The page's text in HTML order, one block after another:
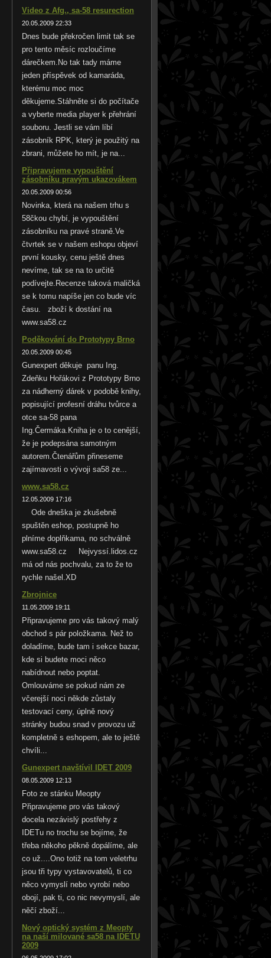
Video z Afg., sa-58 resurection
20.05.2009 22:33
Dnes bude překročen limit tak se
pro tento měsíc rozloučíme
dárečkem.No tak tady máme
jeden příspěvek od kamaráda,
kterému moc moc
děkujeme.Stáhněte si do počítače
a vyberte media player k přehrání
souboru. Jestli se vám líbí
zásobník RPK, který je použitý na
zbrani, můžete ho mít, je na...
Připravujeme vypouštění
zásobníku pravým ukazovákem
20.05.2009 00:56
Novinka, která na našem trhu s
58čkou chybí, je vypouštění
zásobníku na pravé straně.Ve
čtvrtek se v našem eshopu objeví
první kousky, cenu ještě dnes
nevíme, tak se na to určitě
podívejte.Recenze taková maličká
se k tomu napíše jen co bude víc
času. zboží k dostání na
www.sa58.cz
Poděkování do Prototypy Brno
20.05.2009 00:45
Gunexpert děkuje panu Ing.
Zdeňku Hořákovi z Prototypy Brno
za nádherný dárek v podobě knihy,
popisující profesní dráhu tvůrce a
otce sa-58 pana
Ing.Čermáka.Kniha je o to cenější,
že je podepsána samotným
autorem.Čtenářům přineseme
zajímavosti o vývoji sa58 ze...
www.sa58.cz
12.05.2009 17:16
Ode dneška je zkušebně
spuštěn eshop, postupně ho
plníme doplňkama, no schválně
www.sa58.cz Nejvyssí.lidos.cz
má od nás pochvalu, za to že to
rychle našel.XD
Zbrojnice
11.05.2009 19:11
Připravujeme pro vás takový malý
obchod s pár položkama. Než to
doladíme, bude tam i sekce bazar,
kde si budete moci něco
nabídnout nebo poptat.
Omlouváme se pokud nám ze
včerejší noci někde zůstaly
testovací ceny, úplně nový
stránky budou snad v provozu už
kompletně s eshopem, ale to ještě
chvíli...
Gunexpert navštívil IDET 2009
08.05.2009 12:13
Foto ze stánku Meopty
Připravujeme pro vás takový
docela nezávislý postřehy z
IDETu no trochu se bojíme, že
třeba někoho pěkně dopálíme, ale
co už....Ono totiž na tom veletrhu
jsou tři typy vystavovatelů, ti co
něco vymyslí nebo vyrobí nebo
obojí, pak ti, co nic nevymyslí, ale
něčí zboží...
Nový optický systém z Meopty
na naší milované sa58 na IDETU
2009